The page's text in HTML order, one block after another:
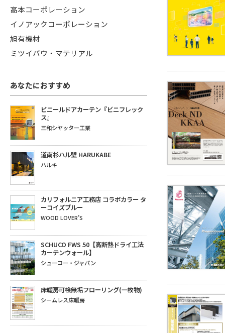
高本コーポレーション
イノアックコーポレーション
旭有機材
ミツイバウ・マテリアル
あなたにおすすめ
ビニールドアカーテン『ビニフレック
ス』
三和シヤッター工業
道南杉ハル壁 HARUKABE
ハルキ
カリフォルニア工務店 コラボカラー タ
ーコイズブルー
WOOD LOVER’S
SCHUCO FWS 50【高断熱ドライ工法
カーテンウォール】
シューコー・ジャパン
床暖房可桧無垢フローリング(一枚物)
シームレス床暖房